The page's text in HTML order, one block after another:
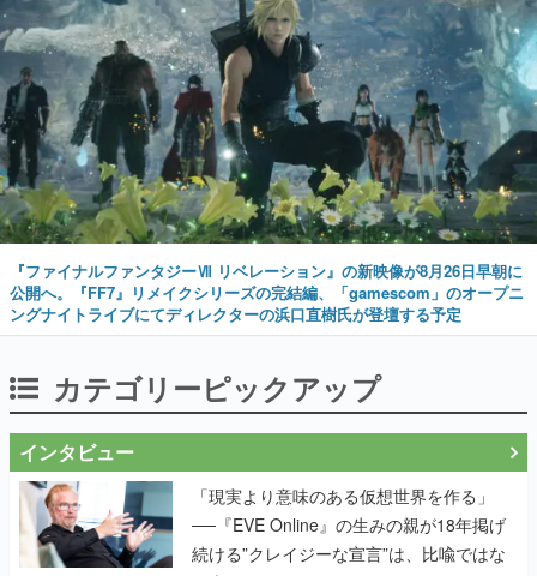
『ファイナルファンタジーⅦ リベレーション』の新映像が8月26日早朝に
公開へ。『FF7』リメイクシリーズの完結編、「gamescom」のオープニ
ングナイトライブにてディレクターの浜口直樹氏が登壇する予定
カテゴリーピックアップ
インタビュー
「現実より意味のある仮想世界を作る」
──『EVE Online』の生みの親が18年掲げ
続ける”クレイジーな宣言”は、比喩ではな